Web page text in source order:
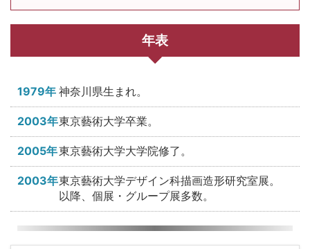
年表
1979年 神奈川県生まれ。
2003年東京藝術大学卒業。
2005年東京藝術大学大学院修了。
2003年東京藝術大学デザイン科描画造形研究室展。
以降、個展・グループ展多数。